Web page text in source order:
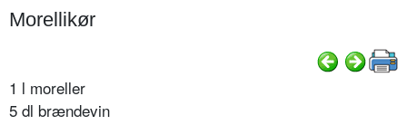
Morellikør
1 l moreller
5 dl brændevin